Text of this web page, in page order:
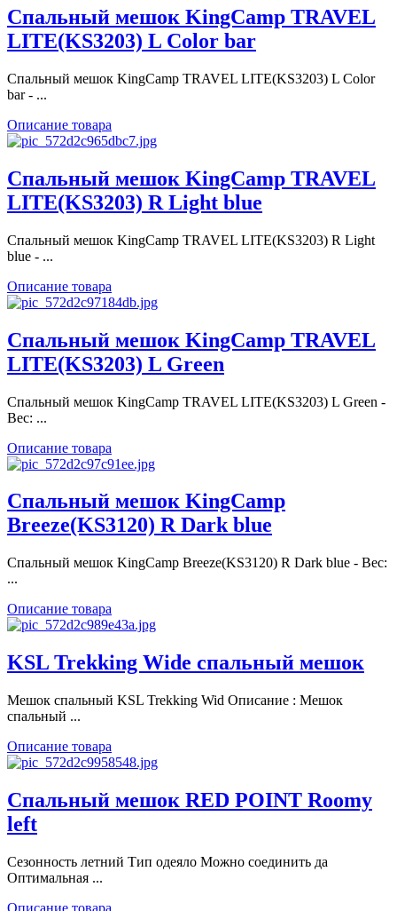
Спальный мешок KingCamp TRAVEL
LITE(KS3203) L Color bar
Спальный мешок KingCamp TRAVEL LITE(KS3203) L Color
bar - ...
Описание товара
Спальный мешок KingCamp TRAVEL
LITE(KS3203) R Light blue
Спальный мешок KingCamp TRAVEL LITE(KS3203) R Light
blue - ...
Описание товара
Спальный мешок KingCamp TRAVEL
LITE(KS3203) L Green
Спальный мешок KingCamp TRAVEL LITE(KS3203) L Green -
Вес: ...
Описание товара
Спальный мешок KingCamp
Breeze(KS3120) R Dark blue
Спальный мешок KingCamp Breeze(KS3120) R Dark blue - Вес:
...
Описание товара
KSL Trekking Wide спальный мешок
Мешок спальный KSL Trekking Wid Описание : Мешок
спальный ...
Описание товара
Спальный мешок RED POINT Roomy
left
Сезонность летний Тип одеяло Можно соединить да
Оптимальная ...
Описание товара